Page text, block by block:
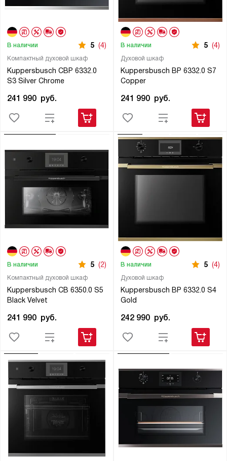
Компактный духовой шкаф
Kuppersbusch CBP 6332.0
S3 Silver Chrome
В наличии 5 (4)
241 990 руб.
Духовой шкаф
Kuppersbusch BP 6332.0 S7
Copper
В наличии 5 (4)
241 990 руб.
Компактный духовой шкаф
Kuppersbusch CB 6350.0 S5
Black Velvet
В наличии 5 (2)
241 990 руб.
Духовой шкаф
Kuppersbusch BP 6332.0 S4
Gold
В наличии 5 (4)
242 990 руб.